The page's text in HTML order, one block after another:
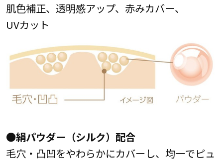
肌色補正、透明感アップ、赤みカバー、
UVカット
●絹パウダー（シルク）配合
毛穴・凸凹をやわらかにカバーし、均一でピュ